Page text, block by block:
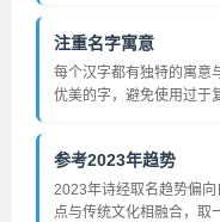
注重名字寓意
每个汉字都有独特的寓意
优美的字，避免使用过于
参考2023年趋势
2023年诗经取名趋势偏
点与传统文化相融合，取